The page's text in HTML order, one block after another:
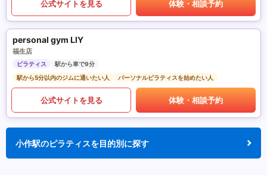
公式サイトを見る 体験・相談予約
personal gym LIY
福生店
ピラティス
駅から車で9分
駅から5分以内のジムに通いたい人
パーソナルピラティスを始めたい人
公式サイトを見る 体験・相談予約
小作駅のピラティスを目的別に探す